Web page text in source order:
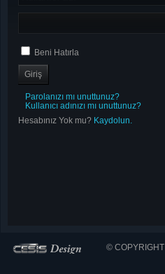
Beni Hatırla
Parolanızı mı unuttunuz?
Kullanıcı adınızı mı unuttunuz?
Hesabınız Yok mu? Kaydolun.
© COPYRIGHT